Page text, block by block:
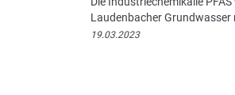
Laudenbacher Grundwasser
19.03.2023